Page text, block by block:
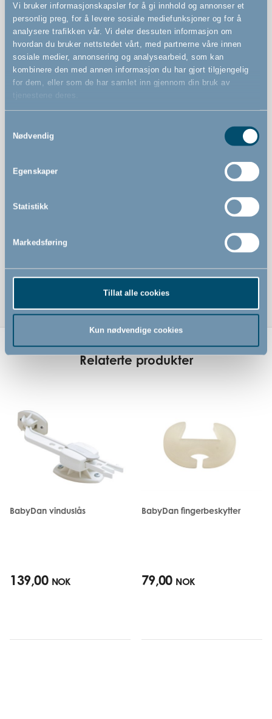
Vi bruker informasjonskapsler for å gi innhold og annonser et
personlig preg, for å levere sosiale mediefunksjoner og for å
analysere trafikken vår. Vi deler dessuten informasjon om
hvordan du bruker nettstedet vårt, med partnerne våre innen
sosiale medier, annonsering og analysearbeid, som kan
kombinere den med annen informasjon du har gjort tilgjengelig
for dem, eller som de har samlet inn gjennom din bruk av
tjenestene deres.
Nødvendig
Egenskaper
Statistikk
Markedsføring
Tillat alle cookies
Kun nødvendige cookies
Funksjoner
Beskytter barnet ditt mot skarpe hjørner
Emballasjen er 100 % biologisk nedbrytbar og 100 %
Cradle to Cradle-sertifisert
Det er 8 stk i pakken
er 8 stk i pakken
Relaterte produkter
BabyDan vinduslås
139,00 NOK
BabyDan fingerbeskytter
79,00 NOK